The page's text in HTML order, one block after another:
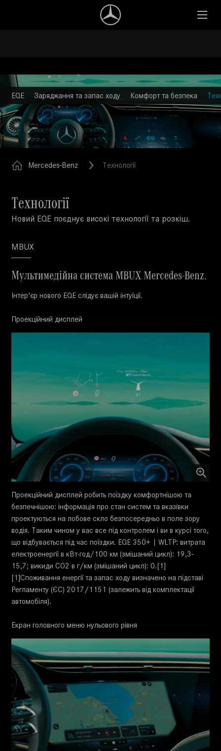
EQE Заряджання та запас ходу Комфорт та безпека
Mercedes-Benz Технології
Технології
Новий EQE поєднує високі технології та розкіш.
MBUX
Мультимедійна система MBUX Mercedes-Benz.
Інтер'єр нового EQE слідує вашій інтуїції.
Проекційний дисплей
Проекційний дисплей робить поїздку комфортнішою та
безпечнішою: інформація про стан систем та вказівки
проектуються на лобове скло безпосередньо в поле зору
водія. Таким чином у вас все під контролем і ви в курсі того,
що відбувається під час поїздки. EQE 350+ | WLTP: витрата
електроенергії в кВт·год/100 км (змішаний цикл): 19,3-
15,7; викиди CO2 в г/км (змішаний цикл): 0.[1]
[1]Споживання енергії та запас ходу визначено на підставі
Регламенту (ЄС) 2017/1151 (залежить від комплектації
автомобіля).
Екран головного меню нульового рівня